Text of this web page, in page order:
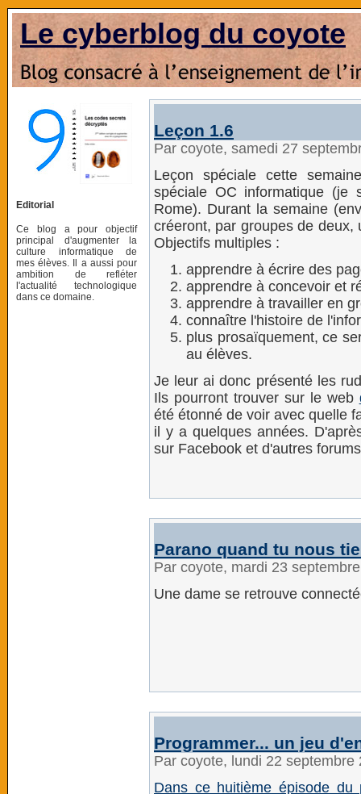
Le cyberblog du coyote
Editorial
Ce blog a pour objectif
principal d'augmenter la
culture informatique de
mes élèves. Il a aussi pour
ambition de refléter
l'actualité technologique
dans ce domaine.
Leçon 1.6
Par coyote, samedi 27
Leçon spéciale cette
spéciale OC informatique
Rome). Durant la semaine
créeront, par groupes de deux,
Objectifs multiples :
apprendre à écrire des
apprendre à concevoir et
apprendre à travailler en
connaître l'histoire de
plus prosaïquement, ce
au élèves.
Je leur ai donc présenté les
Ils pourront trouver sur le web
été étonné de voir avec quelle
il y a quelques années.
sur Facebook et d'autres
Parano quand tu nous
Par coyote, mardi 23
Une dame se retrouve
Programmer... un jeu
Par coyote, lundi 22
Dans ce huitième épisode du